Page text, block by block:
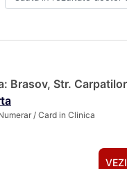
Brasov, Str.
/ Card in Clinica